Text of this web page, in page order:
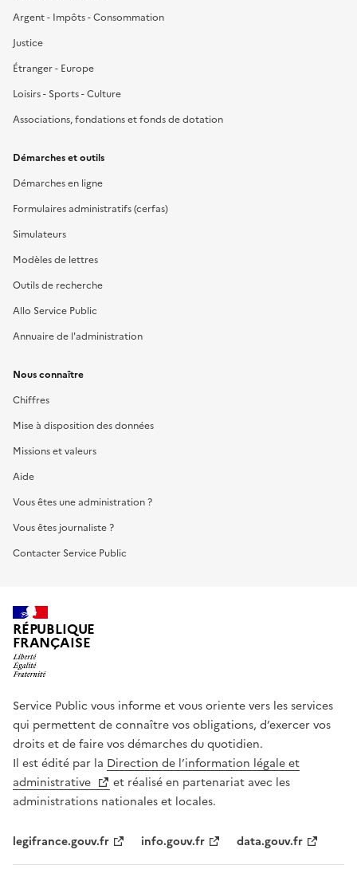
Argent - Impôts - Consommation
Justice
Étranger - Europe
Loisirs - Sports - Culture
Associations, fondations et fonds de dotation
Démarches et outils
Démarches en ligne
Formulaires administratifs (cerfas)
Simulateurs
Modèles de lettres
Outils de recherche
Allo Service Public
Annuaire de l'administration
Nous connaître
Chiffres
Mise à disposition des données
Missions et valeurs
Aide
Vous êtes une administration ?
Vous êtes journaliste ?
Contacter Service Public
RÉPUBLIQUE
FRANÇAISE
Service Public vous informe et vous oriente vers les services
qui permettent de connaître vos obligations, d’exercer vos
droits et de faire vos démarches du quotidien.
Il est édité par la Direction de l’information légale et
administrative
et réalisé en partenariat avec les
administrations nationales et locales.
legifrance.gouv.fr info.gouv.fr data.gouv.fr